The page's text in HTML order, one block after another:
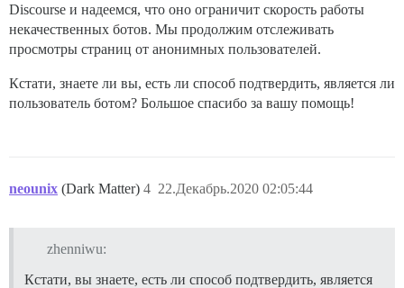
Discourse и надеемся, что оно ограничит скорость работы
некачественных ботов. Мы продолжим отслеживать
просмотры страниц от анонимных пользователей.
Кстати, знаете ли вы, есть ли способ подтвердить, является ли
пользователь ботом? Большое спасибо за вашу помощь!
neounix (Dark Matter) 22.Декабрь.2020 02:05:44
4
zhenniwu:
Кстати, вы знаете, есть ли способ подтвердить, является